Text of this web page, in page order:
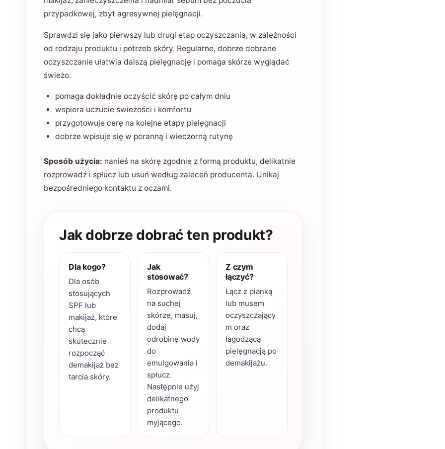
przypadkowej, zbyt agresywnej pielęgnacji.
Sprawdzi się jako pierwszy lub drugi etap oczyszczania, w zależności
od rodzaju produktu i potrzeb skóry. Regularne, dobrze dobrane
oczyszczanie ułatwia dalszą pielęgnację i pomaga skórze wyglądać
świeżo.
pomaga dokładnie oczyścić skórę po całym dniu
wspiera uczucie świeżości i komfortu
przygotowuje cerę na kolejne etapy pielęgnacji
dobrze wpisuje się w poranną i wieczorną rutynę
Sposób użycia: nanieś na skórę zgodnie z formą produktu, delikatnie
rozprowadź i spłucz lub usuń według zaleceń producenta. Unikaj
bezpośredniego kontaktu z oczami.
Jak dobrze dobrać ten produkt?
Dla kogo?
Dla osób
stosujących
SPF lub
makijaż, które
chcą
skutecznie
rozpocząć
demakijaż bez
tarcia skóry.
Jak
stosować?
Rozprowadź
na suchej
skórze, masuj,
dodaj
odrobinę wody
do
emulgowania i
spłucz.
Następnie użyj
delikatnego
produktu
myjącego.
Z czym
łączyć?
Łącz z pianką
lub musem
oczyszczający
m oraz
łagodzącą
pielęgnacją po
demakijażu.